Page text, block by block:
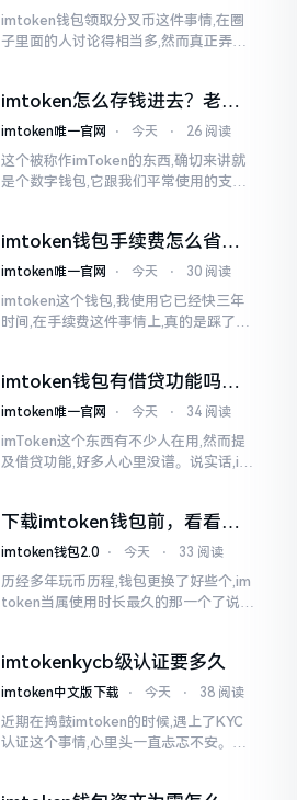
imtoken钱包领取分叉币这件事情,在圈
子里面的人讨论得相当多,然而真正弄明
imtoken怎么存钱进去？老玩
家教你把钱转进钱包
imtoken唯一官网 ⋅ 今天 ⋅ 26 阅读
这个被称作imToken的东西,确切来讲就
是个数字钱包,它跟我们平常使用的支付
时候都会陷入困惑
imtoken钱包手续费怎么省？
老玩家告诉你几个实在招
imtoken唯一官网 ⋅ 今天 ⋅ 30 阅读
imtoken这个钱包,我使用它已经快三年
时间,在手续费这件事情上,真的是踩了好
imtoken钱包有借贷功能吗？
靠谱不靠谱一文说清楚
imtoken唯一官网 ⋅ 今天 ⋅ 34 阅读
imToken这个东西有不少人在用,然而提
及借贷功能,好多人心里没谱。说实话,im
议
下载imtoken钱包前，看看老
用户都咋说
imtoken钱包2.0 ⋅ 今天 ⋅ 33 阅读
历经多年玩币历程,钱包更换了好些个,im
token当属使用时长最久的那一个了说实
imtokenkycb级认证要多久
imtoken中文版下载 ⋅ 今天 ⋅ 38 阅读
近期在捣鼓imtoken的时候,遇上了KYC
认证这个事情,心里头一直忐忑不安。B